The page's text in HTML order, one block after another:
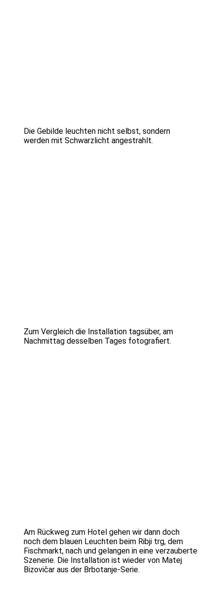
Die Gebilde leuchten nicht selbst, sondern
werden mit Schwarzlicht angestrahlt.
Zum Vergleich die Installation tagsüber, am
Nachmittag desselben Tages fotografiert.
Am Rückweg zum Hotel gehen wir dann doch
noch dem blauen Leuchten beim Ribji trg, dem
Fischmarkt, nach und gelangen in eine verzauberte
Szenerie. Die Installation ist wieder von Matej
Bizovičar aus der Brbotanje-Serie.